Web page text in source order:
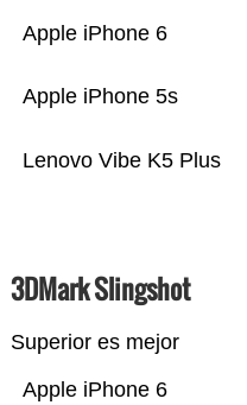
Lenovo Vibe K5 Plus
Apple iPhone 5s
Apple iPhone 6
3DMark Slingshot
Superior es mejor
Apple iPhone 6